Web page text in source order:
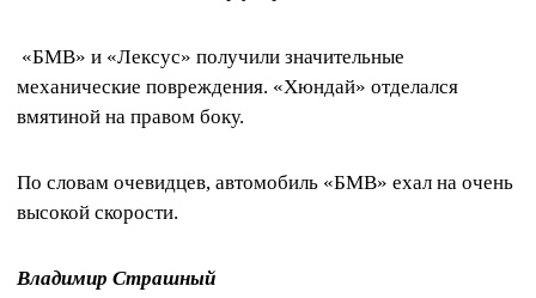
«БМВ» и «Лексус» получили значительные
механические повреждения. «Хюндай» отделался
вмятиной на правом боку.
По словам очевидцев, автомобиль «БМВ» ехал на очень
высокой скорости.
Владимир Страшный